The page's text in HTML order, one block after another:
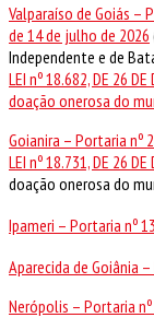
Valparaíso de Goiás –
de 14 de julho de 2026
Independente e de
LEI nº 18.682, DE 26
doação onerosa do
Goianira – Portaria nº
LEI nº 18.731, DE 26
doação onerosa do
Ipameri – Portaria nº
Aparecida de Goiânia
Nerópolis – Portaria